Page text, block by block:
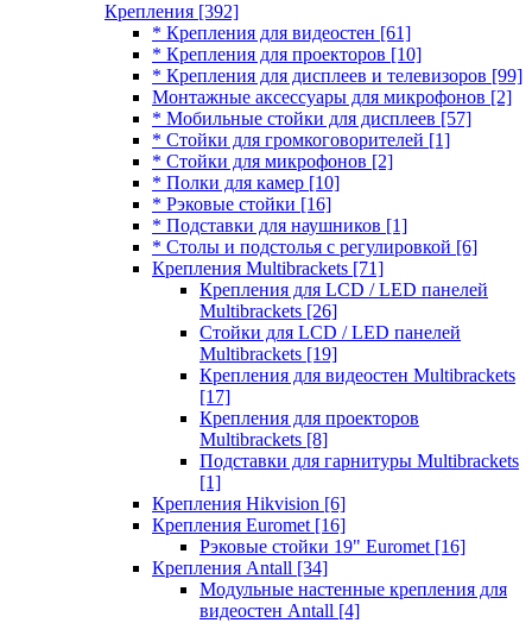
Крепления [392]
* Крепления для видеостен [61]
* Крепления для проекторов [10]
* Крепления для дисплеев и телевизоров [99]
Монтажные аксессуары для микрофонов [2]
* Мобильные стойки для дисплеев [57]
* Стойки для громкоговорителей [1]
* Стойки для микрофонов [2]
* Полки для камер [10]
* Рэковые стойки [16]
* Подставки для наушников [1]
* Столы и подстолья с регулировкой [6]
Крепления Multibrackets [71]
Крепления для LCD / LED панелей
Multibrackets [26]
Стойки для LCD / LED панелей
Multibrackets [19]
Крепления для видеостен Multibrackets
[17]
Крепления для проекторов
Multibrackets [8]
Подставки для гарнитуры Multibrackets
[1]
Крепления Hikvision [6]
Крепления Euromet [16]
Рэковые стойки 19" Euromet [16]
Крепления Antall [34]
Модульные настенные крепления для
видеостен Antall [4]